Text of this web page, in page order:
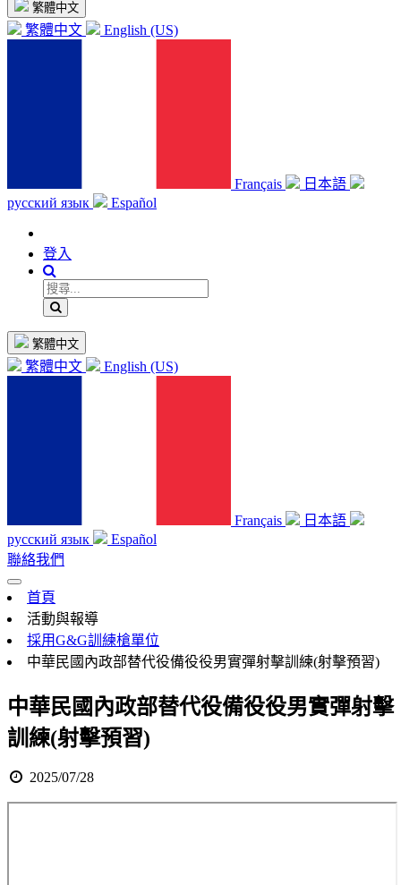
繁體中文
繁體中文 English (US)
Français
日本語
русский язык
Español
登入
繁體中文
繁體中文 English (US)
Français
日本語
русский язык
Español
聯絡我們
首頁
活動與報導
採用G&G訓練槍單位
中華民國內政部替代役備役役男實彈射擊訓練(射擊預習)
中華民國內政部替代役備役役男實彈射擊
訓練(射擊預習)
2025/07/28